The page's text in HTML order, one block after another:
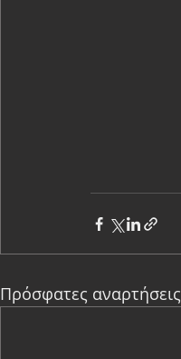
Πρόσφατες αναρτήσεις